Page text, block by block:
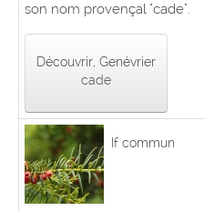
son nom provençal "cade".
Découvrir, Genévrier
cade
If commun